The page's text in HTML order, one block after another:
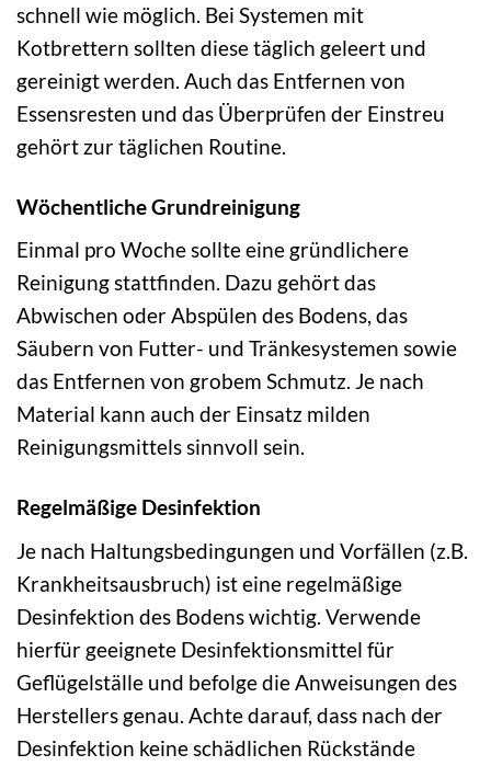
schnell wie möglich. Bei Systemen mit
Kotbrettern sollten diese täglich geleert und
gereinigt werden. Auch das Entfernen von
Essensresten und das Überprüfen der Einstreu
gehört zur täglichen Routine.
Wöchentliche Grundreinigung
Einmal pro Woche sollte eine gründlichere
Reinigung stattfinden. Dazu gehört das
Abwischen oder Abspülen des Bodens, das
Säubern von Futter- und Tränkesystemen sowie
das Entfernen von grobem Schmutz. Je nach
Material kann auch der Einsatz milden
Reinigungsmittels sinnvoll sein.
Regelmäßige Desinfektion
Je nach Haltungsbedingungen und Vorfällen (z.B.
Krankheitsausbruch) ist eine regelmäßige
Desinfektion des Bodens wichtig. Verwende
hierfür geeignete Desinfektionsmittel für
Geflügelställe und befolge die Anweisungen des
Herstellers genau. Achte darauf, dass nach der
Desinfektion keine schädlichen Rückstände